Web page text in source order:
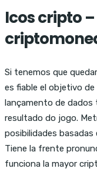
Icos cripto
Si tenemos que
es fiable el objetivo
lançamento de
resultado do jogo.
posibilidades basadas
Tiene la frente
funciona la mayor